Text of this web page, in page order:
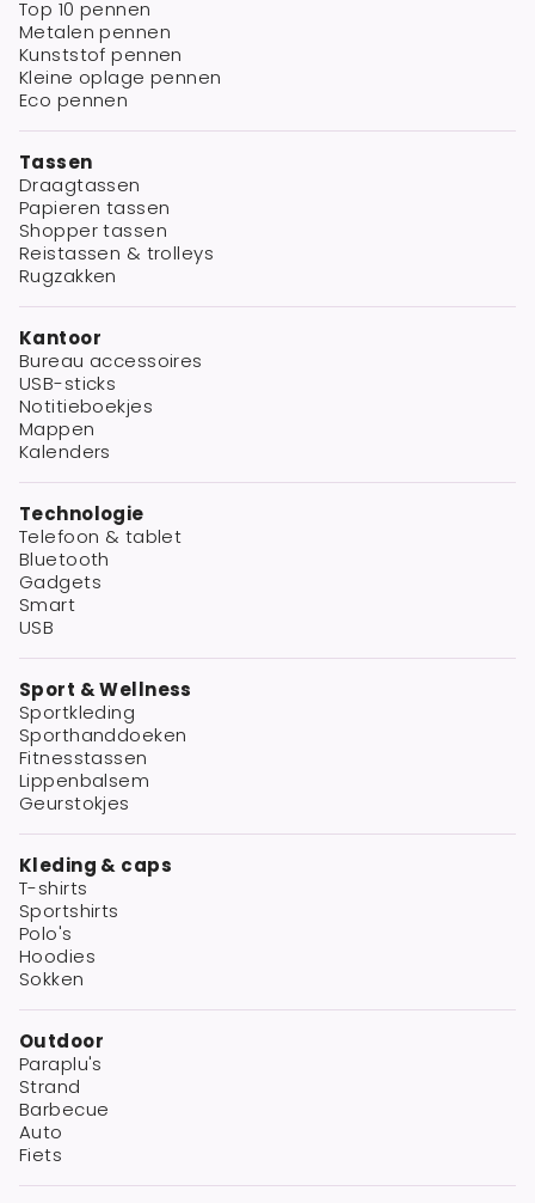
Top 10 pennen
Metalen pennen
Kunststof pennen
Kleine oplage pennen
Eco pennen
Tassen
Draagtassen
Papieren tassen
Shopper tassen
Reistassen & trolleys
Rugzakken
Kantoor
Bureau accessoires
USB-sticks
Notitieboekjes
Mappen
Kalenders
Technologie
Telefoon & tablet
Bluetooth
Gadgets
Smart
USB
Sport & Wellness
Sportkleding
Sporthanddoeken
Fitnesstassen
Lippenbalsem
Geurstokjes
Kleding & caps
T-shirts
Sportshirts
Polo's
Hoodies
Sokken
Outdoor
Paraplu's
Strand
Barbecue
Auto
Fiets